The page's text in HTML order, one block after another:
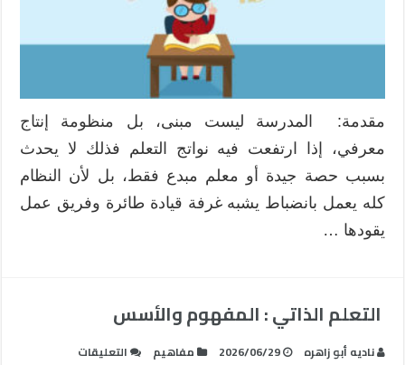
مغلقة
مقدمة: المدرسة ليست مبنى، بل منظومة إنتاج
معرفي، إذا ارتفعت فيه نواتج التعلم فذلك لا يحدث
بسبب حصة جيدة أو معلم مبدع فقط، بل لأن النظام
كله يعمل بانضباط يشبه غرفة قيادة طائرة وفريق عمل
يقودها …
التعلم الذاتي : المفهوم والأسس
ناديه أبو زاهره 2026/06/29 مفاهيم التعليقات